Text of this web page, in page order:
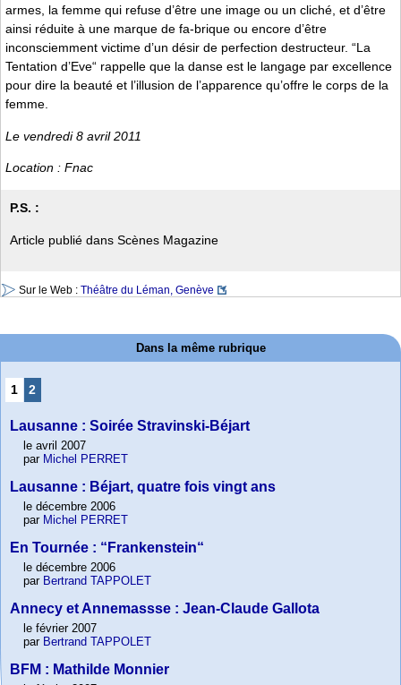
armes, la femme qui refuse d’être une image ou un cliché, et d’être
ainsi réduite à une marque de fa-brique ou encore d’être
inconsciemment victime d’un désir de perfection destructeur. “La
Tentation d’Eve“ rappelle que la danse est le langage par excellence
pour dire la beauté et l’illusion de l’apparence qu’offre le corps de la
femme.
Le vendredi 8 avril 2011
Location : Fnac
P.S. :
Article publié dans Scènes Magazine
Sur le Web : Théâtre du Léman, Genève
Dans la même rubrique
1 2
Lausanne : Soirée Stravinski-Béjart
le avril 2007
par Michel PERRET
Lausanne : Béjart, quatre fois vingt ans
le décembre 2006
par Michel PERRET
En Tournée : “Frankenstein“
le décembre 2006
par Bertrand TAPPOLET
Annecy et Annemassse : Jean-Claude Gallota
le février 2007
par Bertrand TAPPOLET
BFM : Mathilde Monnier